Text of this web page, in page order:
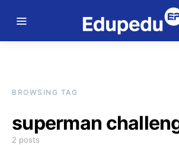
BROWSING TAG
superman
2 posts